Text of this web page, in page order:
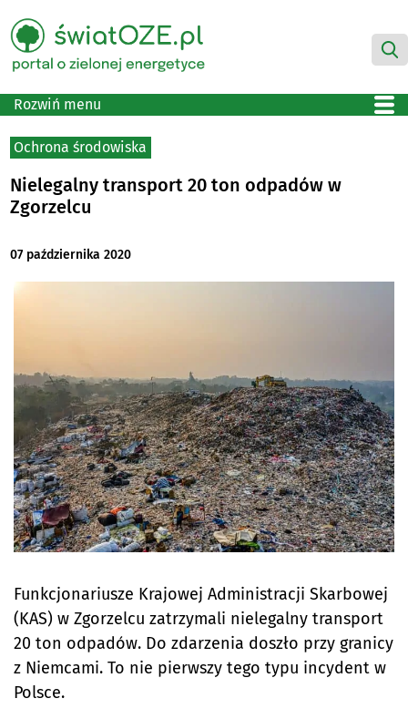
Rozwiń menu
Ochrona środowiska
Nielegalny transport 20 ton odpadów w
Zgorzelcu
07 października 2020
Funkcjonariusze Krajowej Administracji Skarbowej
(KAS) w Zgorzelcu zatrzymali nielegalny transport
20 ton odpadów. Do zdarzenia doszło przy granicy
z Niemcami. To nie pierwszy tego typu incydent w
Polsce.